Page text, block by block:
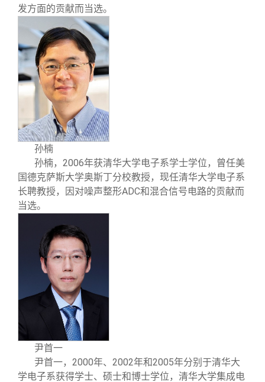
发方面的贡献而当选。
孙楠
孙楠， 2006年获清华大学电子系学士学位，曾任美
国德克萨斯大学奥斯丁分校教授，现任清华大学电子系
长聘教授，因对噪声整形ADC和混合信号电路的贡献而
当选。
尹首一
尹首一， 2000年、 2002年和2005年分别于清华大
学电子系获得学士、硕士和博士学位，清华大学集成电